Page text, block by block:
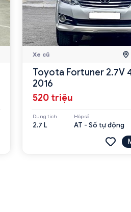
Xe cũ
Toyota Fortuner 2.7V
2016
520 triệu
Dung tích
2.7 L
Hộp số
AT - Số tự động